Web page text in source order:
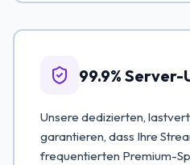
99.9%
Unsere dedizierten,
garantieren, dass Ihre
frequentierten Premium-